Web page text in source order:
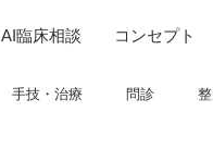
AI臨床相談 コンセプト
手技・治療 問診